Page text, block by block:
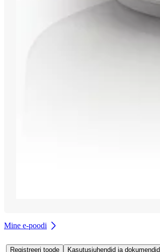
Mine e-poodi
Registreeri toode Kasutusjuhendid ja dokumendid